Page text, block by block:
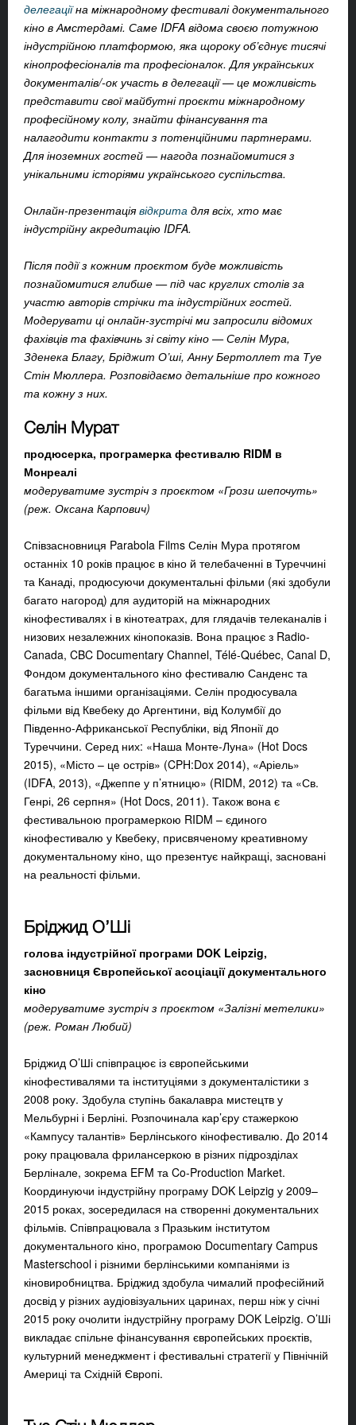
делегаціїна міжнародному фестивалі документального
кіно в Амстердамі. Саме IDFA відома своєю потужною
індустрійною платформою, яка щороку об’єднує тисячі
кінопрофесіоналів та професіоналок. Для українських
документалів/-ок участь в делегації — це можливість
представити свої майбутні проєкти міжнародному
професійному колу, знайти фінансування та
налагодити контакти з потенційними партнерами.
Для іноземних гостей — нагода познайомитися з
унікальними історіями українського суспільства.
Онлайн-презентаціявідкрита для всіх, хто має
індустрійну акредитацію IDFA.
Після події з кожним проєктом буде можливість
познайомитися глибше — під час круглих столів за
участю авторів стрічки та індустрійних гостей.
Модерувати ці онлайн-зустрічі ми запросили відомих
фахівців та фахівчинь зі світу кіно — Селін Мура,
Зденека Благу, Бріджит О’ші, Анну Бертоллет та Туе
Стін Мюллера. Розповідаємо детальніше про кожного
та кожну з них.
Селін Мурат
продюсерка, програмерка фестивалю RIDM в
Монреалі
модеруватиме зустріч з проєктом «Грози шепочуть»
(реж. Оксана Карпович)
Співзасновниця Parabola Films Селін Мура протягом
останніх 10 років працює в кіно й телебаченні в Туреччині
та Канаді, продюсуючи документальні фільми (які здобули
багато нагород) для аудиторій на міжнародних
кінофестивалях і в кінотеатрах, для глядачів телеканалів і
низових незалежних кінопоказів. Вона працює з Radio-
Canada, CBC Documentary Channel, Télé-Québec, Canal D,
Фондом документального кіно фестивалю Санденс та
багатьма іншими організаціями. Селін продюсувала
фільми від Квебеку до Аргентини, від Колумбії до
Південно-Африканської Республіки, від Японії до
Туреччини. Серед них: «Наша Монте-Луна» (Hot Docs
2015), «Місто – це острів» (CPH:Dox 2014), «Аріель»
(IDFA, 2013), «Джеппе у п’ятницю» (RIDM, 2012) та «Св.
Генрі, 26 серпня» (Hot Docs, 2011). Також вона є
фестивальною програмеркою RIDM – єдиного
кінофестивалю у Квебеку, присвяченому креативному
документальному кіно, що презентує найкращі, засновані
на реальності фільми.
Бріджид О’Ші
голова індустрійної програми DOK Leipzig,
засновниця Європейської асоціації документального
кіно
модеруватиме зустріч з проєктом «Залізні метелики»
(реж. Роман Любий)
Бріджид О’Ші співпрацює із європейськими
кінофестивалями та інституціями з документалістики з
2008 року. Здобула ступінь бакалавра мистецтв у
Мельбурні і Берліні. Розпочинала кар’єру стажеркою
«Кампусу талантів» Берлінського кінофестивалю. До 2014
року працювала фрилансеркою в різних підрозділах
Берлінале, зокрема EFM та Co-Production Market.
Координуючи індустрійну програму DOK Leipzig у 2009–
2015 роках, зосередилася на створенні документальних
фільмів. Співпрацювала з Празьким інститутом
документального кіно, програмою Documentary Campus
Masterschool і різними берлінськими компаніями із
кіновиробництва. Бріджид здобула чималий професійний
досвід у різних аудіовізуальних царинах, перш ніж у січні
2015 року очолити індустрійну програму DOK Leipzig. О’Ші
викладає спільне фінансування європейських проєктів,
культурний менеджмент і фестивальні стратегії у Північній
Америці та Східній Європі.